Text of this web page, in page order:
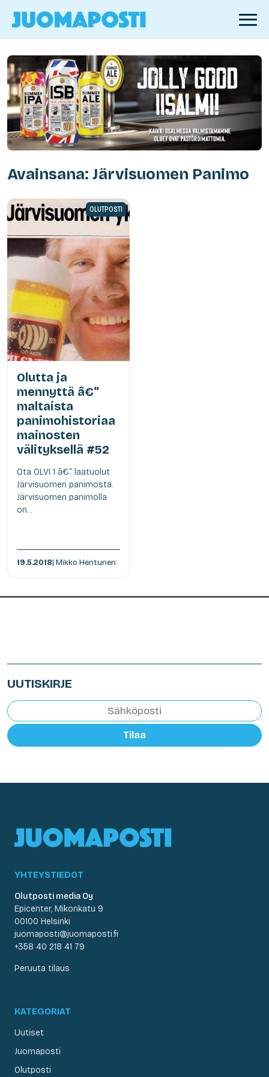
Avainsana: Järvisuomen Panimo
OLUTPOSTI
Olutta ja
mennyttä â€“
maltaista
panimohistoriaa
mainosten
välityksellä #52
Ota OLVI 1 â€“ laatuolut
Järvisuomen panimosta.
Järvisuomen panimolla
on...
19.5.2018| Mikko Hentunen
UUTISKIRJE
Tilaa
YHTEYSTIEDOT
Olutposti media Oy
Epicenter, Mikonkatu 9
00100 Helsinki
juomaposti@juomaposti.fi
+358 40 218 41 79
Peruuta tilaus
KATEGORIAT
Uutiset
Juomaposti
Olutposti